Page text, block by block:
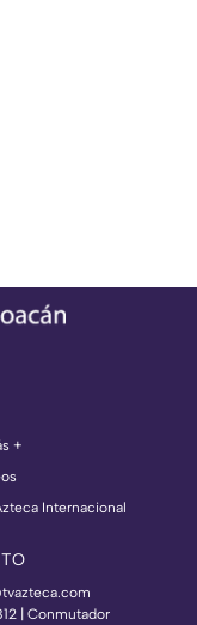
+
Internacional
| Conmutador